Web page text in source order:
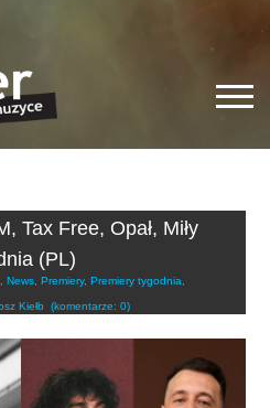
Tax Free, Opał, Miły
(PL)
, News, Premiery, Premiery tygodnia,
Kiełb (komentarze: 0)